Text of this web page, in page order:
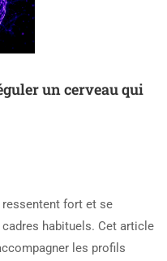
un cerveau qui
ressentent fort et se
habituels. Cet article
les profils